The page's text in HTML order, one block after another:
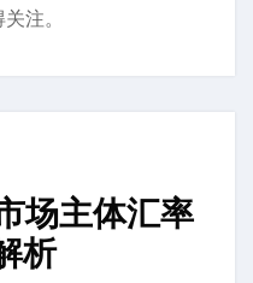
注。
场主体汇率
析